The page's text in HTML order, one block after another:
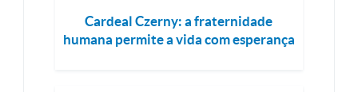
Cardeal Czerny: a fraternidade
humana permite a vida com esperança